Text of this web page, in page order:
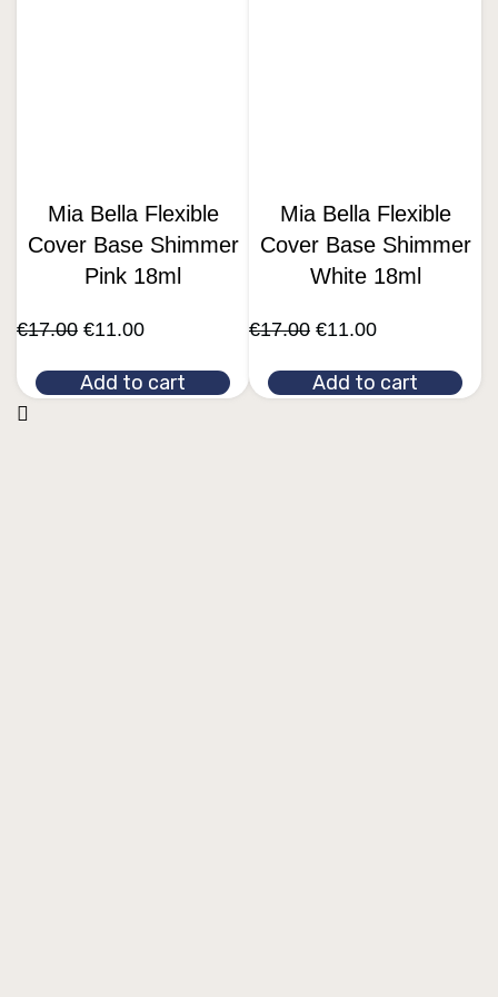
Mia Bella Flexible
Cover Base Shimmer
Pink 18ml
€17.00 €11.00
Add to cart
Mia Bella Flexible
Cover Base Shimmer
White 18ml
€17.00 €11.00
Add to cart